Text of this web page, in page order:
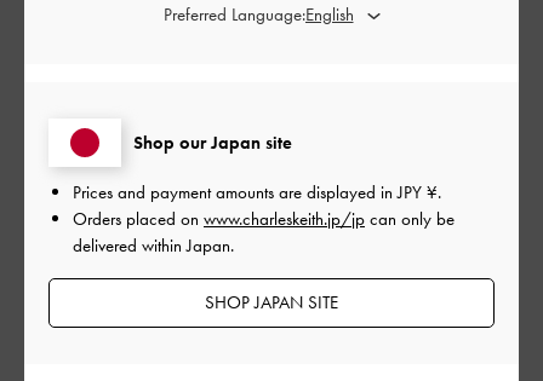
もっと見る
フィルター
Shop our Japan site
Prices and payment amounts are displayed inJPY ¥.
Orders placed on www.charleskeith.jp/jp can only be
delivered within Japan.
SHOP JAPAN SITE
Preferred Language: